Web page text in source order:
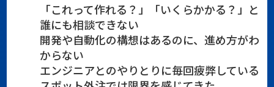
「これって作れる？」「いくらかかる？」と
誰にも相談できない
開発や自動化の構想はあるのに、進め方がわ
からない
エンジニアとのやりとりに毎回疲弊している